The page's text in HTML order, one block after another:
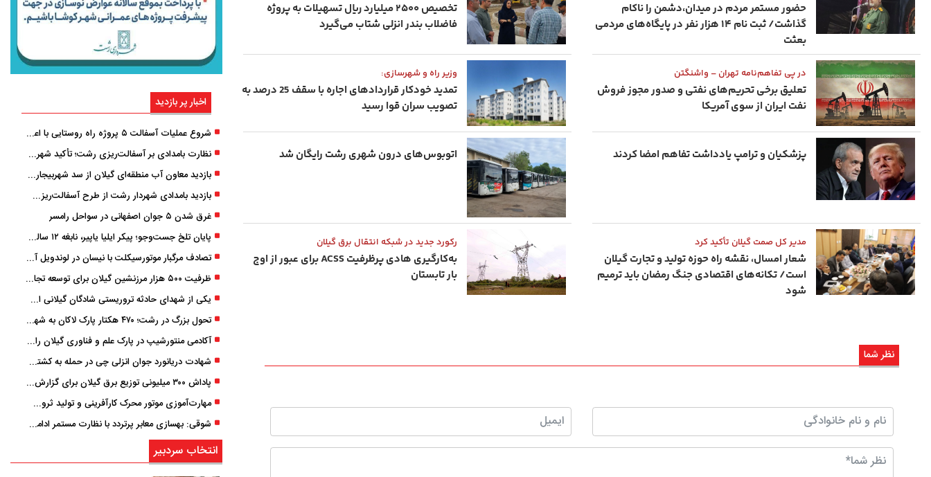
حضور مستمر مردم در میدان،دشمن را ناکام
گذاشت/ ثبت‌ نام ۱۴ هزار نفر در پایگاه‌های مردمی
بعثت
تخصیص ۲۵۰۰ میلیارد ریال تسهیلات به پروژه
فاضلاب بندر انزلی شتاب می‌گیرد
در پی تفاهم‌نامه تهران – واشنگتن
تعلیق برخی تحریم‌های نفتی و صدور مجوز فروش
نفت ایران از سوی آمریکا
وزیر راه و شهرسازی:
تمدید خودکار قراردادهای اجاره با سقف 25 درصد به
تصویب سران قوا رسید
پزشکیان و ترامپ یادداشت تفاهم امضا کردند اتوبوس‌های درون شهری رشت رایگان شد
مدیر کل صمت گیلان تأکید کرد
شعار امسال، نقشه راه حوزه تولید و تجارت گیلان
است/ تکانه‌های اقتصادی جنگ رمضان باید ترمیم
شود
رکورد جدید در شبکه انتقال برق گیلان
به‌کارگیری هادی پرظرفیت ACSS برای عبور از اوج
بار تابستان
نظر شما
اخبار پر بازدید
شروع عملیات آسفالت ۵ پروژه راه ‌روستایی با اعتبار ۳۷۰ میلیاردی در گیلان
نظارت بامدادی بر آسفالت‌ریزی رشت؛ تأکید شهردار و بازرس کل بر کیفیت اجرای پروژه‌ها
بازدید معاون آب منطقه‌ای گیلان از سد شهربیجار برای تداوم تأمین آب شرب استان
بازدید بامدادی شهردار رشت از طرح آسفالت‌ریزی گسترده در مناطق پنج‌گانه
غرق شدن ۵ جوان اصفهانی در سواحل رامسر
پایان تلخ جست‌وجو؛ پیکر ایلیا یاپیر، نابغه ۱۲ ساله لاهیجانی پیدا شد
تصادف مرگبار موتورسیکلت با نیسان در لوندویل آستارا/ انتقال مصدوم با اورژانس هوایی به رشت
ظرفیت ۵۰۰ هزار مرزنشین گیلان برای توسعه تجارت فعال می‌شود
یکی از شهدای حادثه تروریستی شادگان گیلانی است/ شهادت «سینا سیاه‌ نژاد» در درگیری با اشرار مسلح
تحول بزرگ در رشت؛ ۴۷۰ هکتار پارک لاکان به شهر ملحق می‌شود/ انتقال سند به‌ زودی
آکادمی منتورشیپ در پارک علم و فناوری گیلان راه‌اندازی شد
شهادت دریانورد جوان انزلی چی در حمله به کشتی تجاری در دریای کاسپین
پاداش ۳۰۰ میلیونی توزیع برق گیلان برای گزارش ماینرهای غیرمجاز
مهارت‌آموزی موتور محرک کارآفرینی و تولید ثروت است
شوقی: بهسازی معابر پرتردد با نظارت مستمر ادامه دارد
انتخاب سردبیر